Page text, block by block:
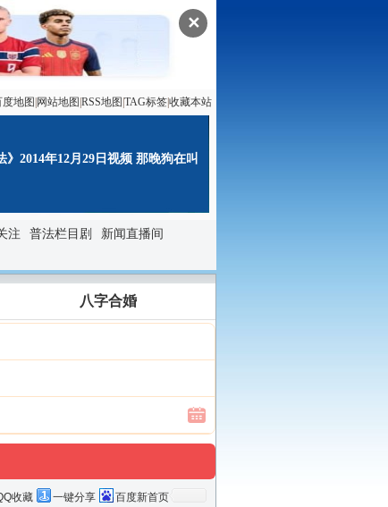
✕
度地图 网站地图 RSS地图 TAG标签收藏本站
》2014年12月29日视频 那晚狗在叫
注 普法栏目剧
新闻直播间
八字合婚
收藏 一键分享 百度新首页